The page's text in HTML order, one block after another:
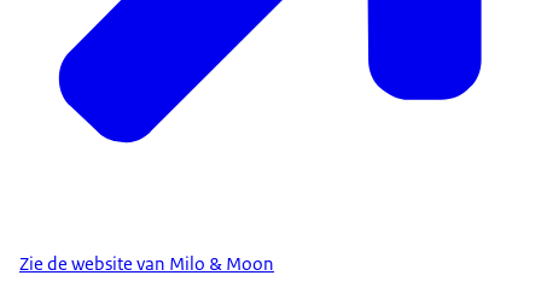
Zie de website van Milo & Moon